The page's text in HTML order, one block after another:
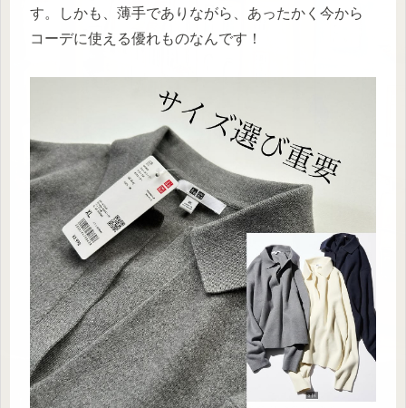
す。しかも、薄手でありながら、あったかく今から
コーデに使える優れものなんです！